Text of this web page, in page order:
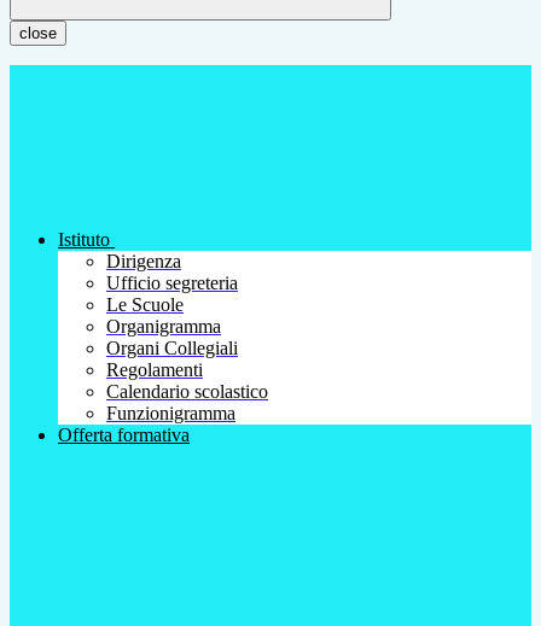
close
Istituto
Dirigenza
Ufficio segreteria
Le Scuole
Organigramma
Organi Collegiali
Regolamenti
Calendario scolastico
Funzionigramma
Offerta formativa